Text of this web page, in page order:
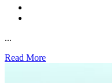
...
Read More